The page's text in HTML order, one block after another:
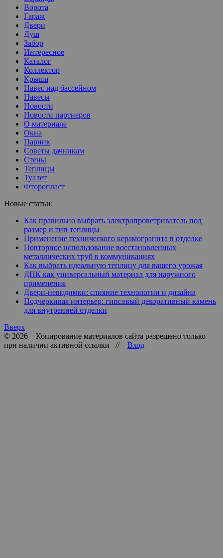
Ворота
Гараж
Двери
Душ
Забор
Интересное
Каталог
Коллектор
Крыша
Навес над бассейном
Навесы
Новости
Новости партнеров
О материале
Окна
Парник
Советы дачникам
Стены
Теплицы
Туалет
Фторопласт
Новые статьи:
Как правильно выбрать электропроветриватель под
размер и тип теплицы
Применение технического керамогранита в отделке
Повторное использование восстановленных
металлических труб в коммуникациях
Как выбрать идеальную теплицу для вашего урожая
ДПК как универсальный материал для наружного
применения
Двери-невидимки: слияние технологии и дизайна
Подчеркивая интерьер: гипсовый декоративный камень
для внутренней отделки
Вверх
© 2026 Копирование материалов сайта разрешено только
при наличии активной ссылки // Вход